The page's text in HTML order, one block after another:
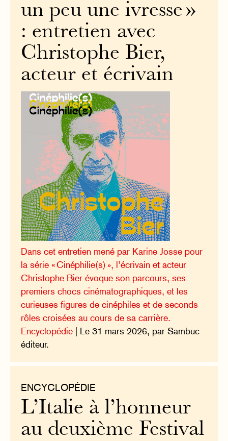
un peu une ivresse »
: entretien avec
Christophe Bier,
acteur et écrivain
Dans cet entretien mené par Karine Josse pour
la série « Cinéphilie(s) », l’écrivain et acteur
Christophe Bier évoque son parcours, ses
premiers chocs cinématographiques, et les
curieuses figures de cinéphiles et de seconds
rôles croisées au cours de sa carrière.
Encyclopédie | Le 31 mars 2026, par Sambuc
éditeur.
ENCYCLOPÉDIE
L’Italie à l’honneur
au deuxième Festival